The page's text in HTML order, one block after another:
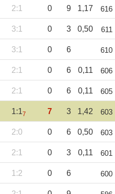
2:1 0 9 1,17 616
3:1 0 3 0,50 611
3:1 0 6 610
2:1 0 6 0,11 606
2:1 0 6 0,11 605
1:17 7 3 1,42 603
2:0 0 6 0,50 603
2:1 0 3 0,11 601
1:2 0 6 600